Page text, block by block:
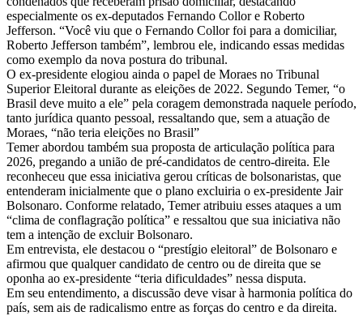
especialmente os ex-deputados Fernando Collor e Roberto
Jefferson. “Você viu que o Fernando Collor foi para a domiciliar,
Roberto Jefferson também”, lembrou ele, indicando essas medidas
como exemplo da nova postura do tribunal.
O ex-presidente elogiou ainda o papel de Moraes no Tribunal
Superior Eleitoral durante as eleições de 2022. Segundo Temer, “o
Brasil deve muito a ele” pela coragem demonstrada naquele período,
tanto jurídica quanto pessoal, ressaltando que, sem a atuação de
Moraes, “não teria eleições no Brasil”
Temer abordou também sua proposta de articulação política para
2026, pregando a união de pré-candidatos de centro-direita. Ele
reconheceu que essa iniciativa gerou críticas de bolsonaristas, que
entenderam inicialmente que o plano excluiria o ex-presidente Jair
Bolsonaro. Conforme relatado, Temer atribuiu esses ataques a um
“clima de conflagração política” e ressaltou que sua iniciativa não
tem a intenção de excluir Bolsonaro.
Em entrevista, ele destacou o “prestígio eleitoral” de Bolsonaro e
afirmou que qualquer candidato de centro ou de direita que se
oponha ao ex-presidente “teria dificuldades” nessa disputa.
Em seu entendimento, a discussão deve visar à harmonia política do
país, sem ais de radicalismo entre as forças do centro e da direita.